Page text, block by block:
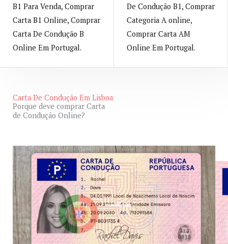
B1 Para Venda, Comprar
Carta B1 Online, Comprar
Carta De Condução B
Online Em Portugal.
De Condução B1, Comprar
Categoria A​ online,
Comprar Carta AM
Online Em Portugal.
Carta De Condução Em Lisboa
Porque deve comprar Carta
de Condução Online?